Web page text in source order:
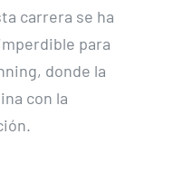
carrera se ha
para
donde la
con la